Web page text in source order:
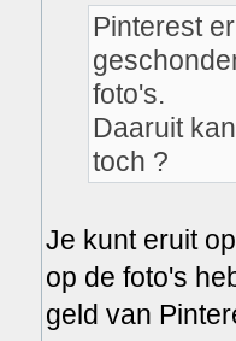
Pinterest
foto's.
Daaruit
toch ?
Je kunt eruit
op de foto's
geld van